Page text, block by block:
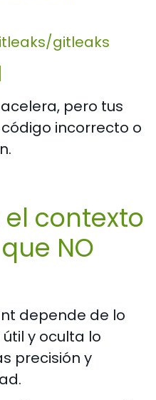
gitleaks
acelera, pero tus
incorrecto o
.
contexto
NO
depende de lo
y oculta lo
precisión y